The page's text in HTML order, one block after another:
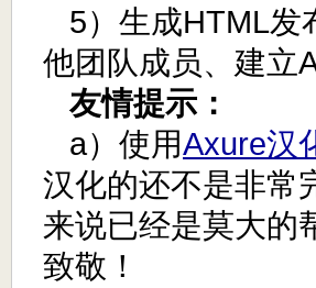
5）生成HTML发
他团队成员、建
友情提示：
a）使用Axure汉
汉化的还不是非常
来说已经是莫大的
致敬！